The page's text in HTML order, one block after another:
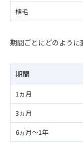
植毛
期間ごとにどのように
期間
1ヵ月
3ヵ月
6ヵ月〜1年